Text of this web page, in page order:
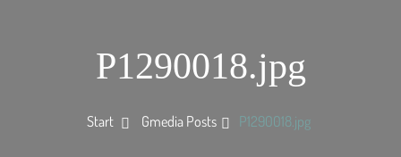
P1290018.jpg
Start Gmedia Posts P1290018.jpg